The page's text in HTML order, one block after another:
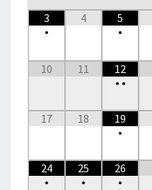
3
•
4
5
•
10 11
12
• •
17 18
19
•
24
•
25
•
26
•